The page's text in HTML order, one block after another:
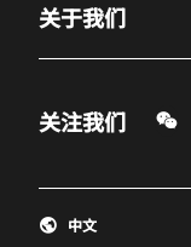
关于我们
关注我们
中文